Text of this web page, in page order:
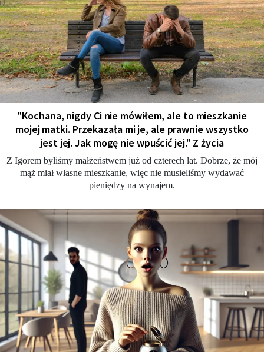
"Kochana, nigdy Ci nie mówiłem, ale to mieszkanie
mojej matki. Przekazała mi je, ale prawnie wszystko
jest jej. Jak mogę nie wpuścić jej." Z życia
Z Igorem byliśmy małżeństwem już od czterech lat. Dobrze, że mój
mąż miał własne mieszkanie, więc nie musieliśmy wydawać
pieniędzy na wynajem.